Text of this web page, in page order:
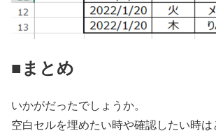
■まとめ
いかがだったでしょうか。
空白セルを埋めたい時や確認したい時